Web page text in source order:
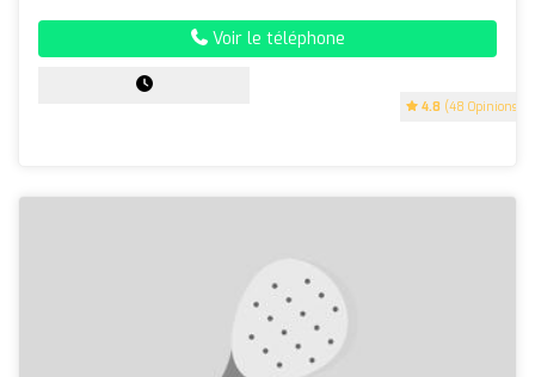
4.8 (48 Opinions)
Voir le téléphone